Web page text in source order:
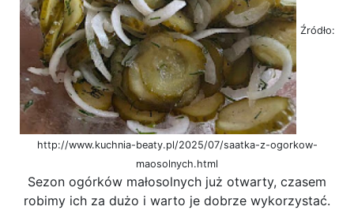
Źródło:
http://www.kuchnia-beaty.pl/2025/07/saatka-z-ogorkow-
maosolnych.html
Sezon ogórków małosolnych już otwarty, czasem
robimy ich za dużo i warto je dobrze wykorzystać.